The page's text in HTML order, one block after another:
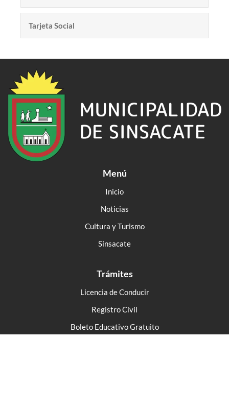
Tarjeta Social
Menú
Inicio
Noticias
Cultura y Turismo
Sinsacate
Trámites
Licencia de Conducir
Registro Civil
Boleto Educativo Gratuito